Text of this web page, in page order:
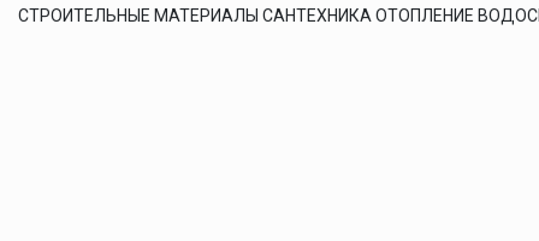
СТРОИТЕЛЬНЫЕ МАТЕРИАЛЫ САНТЕХНИКА ОТОПЛЕНИЕ